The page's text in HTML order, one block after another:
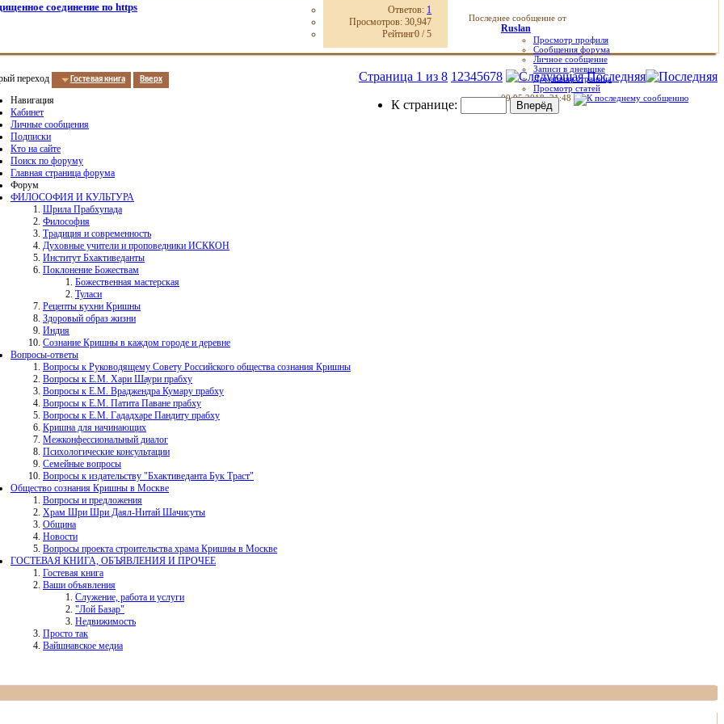
28.08.2018,
соединение по https Ответов: 1
Просмотров: 30,947
Рейтинг0 / 5
Последнее сообщение от
Ruslan
Просмотр профиля
Сообщения форума
Личное сообщение
Записи в дневнике
Домашняя страница
Просмотр статей
09.05.2018,21:48
Страница 1 из 8 1 2345678 Последняя
К странице:
переход Гостевая книга Вверх
Навигация
Кабинет
Личные сообщения
Подписки
Кто на сайте
Поиск по форуму
Главная страница форума
Форум
ФИЛОСОФИЯ И КУЛЬТУРА
Шрила Прабхупада
Философия
Традиция и современность
Духовные учители и проповедники ИСККОН
Институт Бхактиведанты
Поклонение Божествам
Божественная мастерская
Туласи
Рецепты кухни Кришны
Здоровый образ жизни
Индия
Сознание Кришны в каждом городе и деревне
Вопросы-ответы
Вопросы к Руководящему Совету Российского общества сознания Кришны
Вопросы к Е.М. Хари Шаури прабху
Вопросы к Е.М. Враджендра Кумару прабху
Вопросы к Е.М. Патита Паване прабху
Вопросы к Е.М. Гададхаре Пандиту прабху
Кришна для начинающих
Межконфессиональный диалог
Психологические консультации
Семейные вопросы
Вопросы к издательству "Бхактиведанта Бук Траст"
Общество сознания Кришны в Москве
Вопросы и предложения
Храм Шри Шри Даял-Нитай Шачисуты
Община
Новости
Вопросы проекта строительства храма Кришны в Москве
ГОСТЕВАЯ КНИГА, ОБЪЯВЛЕНИЯ И ПРОЧЕЕ
Гостевая книга
Ваши объявления
Служение, работа и услуги
"Лой Базар"
Недвижимость
Просто так
Вайшнавское медиа